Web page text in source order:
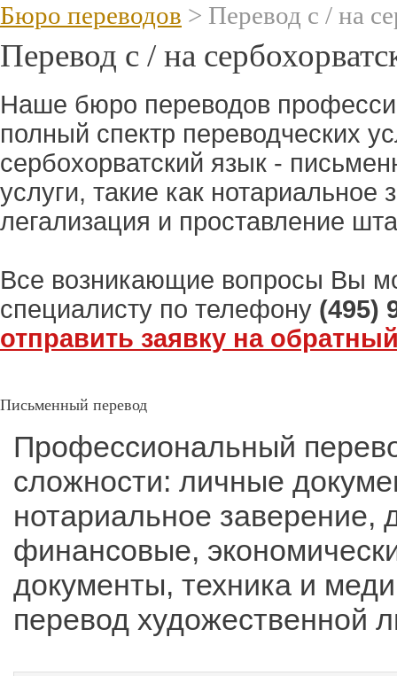
Бюро переводов > Перевод с / на
Перевод с / на
Наше бюро переводов
полный спектр переводческих
cербохорватский язык -
услуги, такие как нотариальное
легализация и проставление
Все возникающие вопросы Вы
специалисту по телефону (495)
отправить заявку на
Письменный перевод
Профессиональный
сложности: личные
нотариальное заверение,
финансовые,
документы, техника и
перевод художественной